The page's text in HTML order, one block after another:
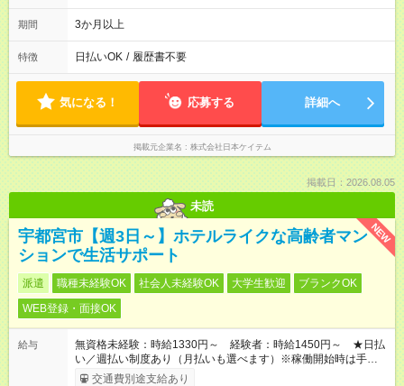
時間程度残業あり
期間 3か月以上
特徴 日払いOK / 履歴書不要
気になる！ 応募する 詳細へ
掲載元企業名 株式会社日本ケイテム
掲載日：2026.08.05
未読
NEW
宇都宮市【週3日～】ホテルライクな高齢者マン
ションで生活サポート
派遣 職種未経験OK 社会人未経験OK 大学生歓迎
ブランクOK
WEB登録・面接OK
給与
無資格未経験：時給1330円～ 経験者：時給1450円～ ★日払
い／週払い制度あり（月払いも選べます）※稼働開始時は手続き
完了次第のお支払いとなります。
交通費別途支給あり